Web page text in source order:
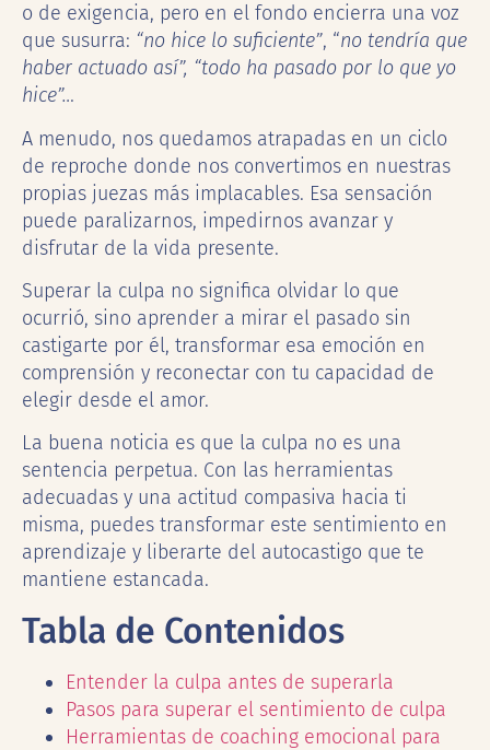
o de exigencia, pero en el fondo encierra una voz
que susurra: “no hice lo suficiente”, “no tendría que
haber actuado así”, “todo ha pasado por lo que yo
hice”…
A menudo, nos quedamos atrapadas en un ciclo
de reproche donde nos convertimos en nuestras
propias juezas más implacables. Esa sensación
puede paralizarnos, impedirnos avanzar y
disfrutar de la vida presente.
Superar la culpa no significa olvidar lo que
ocurrió, sino aprender a mirar el pasado sin
castigarte por él, transformar esa emoción en
comprensión y reconectar con tu capacidad de
elegir desde el amor.
La buena noticia es que la culpa no es una
sentencia perpetua. Con las herramientas
adecuadas y una actitud compasiva hacia ti
misma, puedes transformar este sentimiento en
aprendizaje y liberarte del autocastigo que te
mantiene estancada.
Tabla de Contenidos
Entender la culpa antes de superarla
Pasos para superar el sentimiento de culpa
Herramientas de coaching emocional para